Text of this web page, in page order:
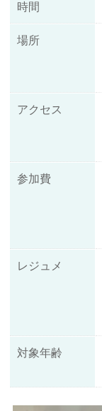
時間
場所
アクセス
参加費
レジュメ
対象年齢